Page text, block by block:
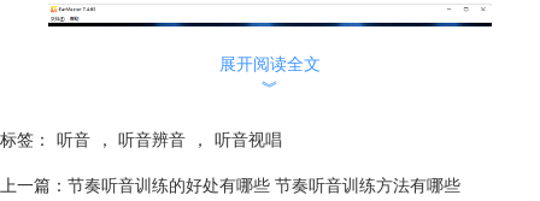
展开阅读全文
︾
标签： 听音 ， 听音辨音 ， 听音视唱
上一篇： 节奏听音训练的好处有哪些 节奏听音训练方法有哪些